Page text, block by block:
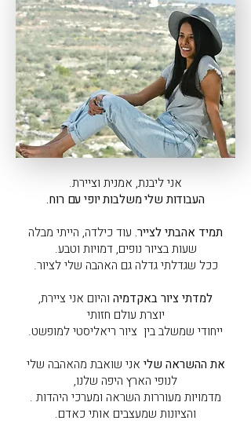
אני ליבנת, אמנית וציירת.
העבודות שלי משלבות יופי עם רוח.
תמיד אהבתי לצייר. עוד כילדה, הייתי מבלה
שעות בציור נופים, דמויות וטבע.
ככל שגדלתי גדלה גם האהבה שלי לציור.
למדתי ציור באקדמיה והיום אני ציירת,
יוצרת עולם חזותי
ייחודי שמשלב בין ציור ריאליסטי למופשט.
את ההשראה שלי אני שואבת מהאהבה שלי
לנופי הארץ היפה שלנו,
מדמויות מעוררות השראה ומערכי היהדות .
והציונות שמעצבים אותי כאדם.